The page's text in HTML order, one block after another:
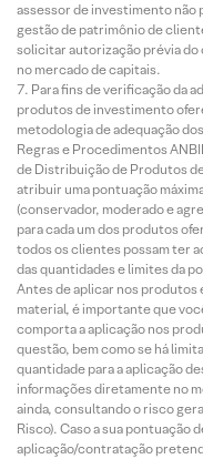
assessor de investimento não
gestão de patrimônio de
solicitar autorização prévia do
no mercado de capitais.
Para fins de verificação da
produtos de investimento
metodologia de adequação
Regras e Procedimentos
de Distribuição de Produtos
atribuir uma pontuação
(conservador, moderado e
para cada um dos produtos
todos os clientes possam ter
das quantidades e limites da
Antes de aplicar nos
material, é importante que
comporta a aplicação nos
questão, bem como se há
quantidade para a aplicação
informações diretamente no
ainda, consultando o risco
Risco). Caso a sua pontuação
aplicação/contratação